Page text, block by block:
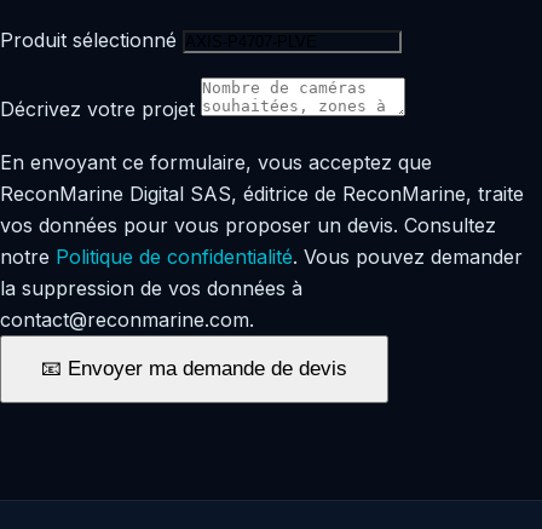
Produit sélectionné
Décrivez votre projet
En envoyant ce formulaire, vous acceptez que
ReconMarine Digital SAS, éditrice de ReconMarine, traite
vos données pour vous proposer un devis. Consultez
notre Politique de confidentialité. Vous pouvez demander
la suppression de vos données à
contact@reconmarine.com.
📧 Envoyer ma demande de devis